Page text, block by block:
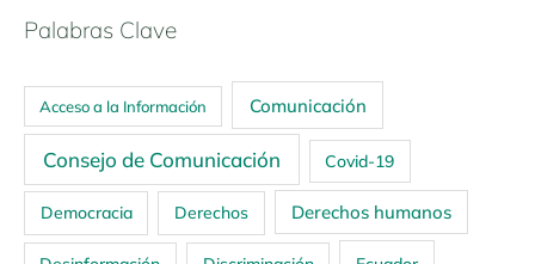
Palabras Clave
Acceso a la Información Comunicación
Consejo de Comunicación Covid-19
Democracia Derechos Derechos humanos